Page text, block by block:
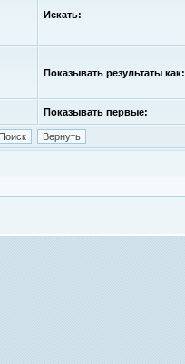
Искать:
Показывать результаты как:
Показывать первые: